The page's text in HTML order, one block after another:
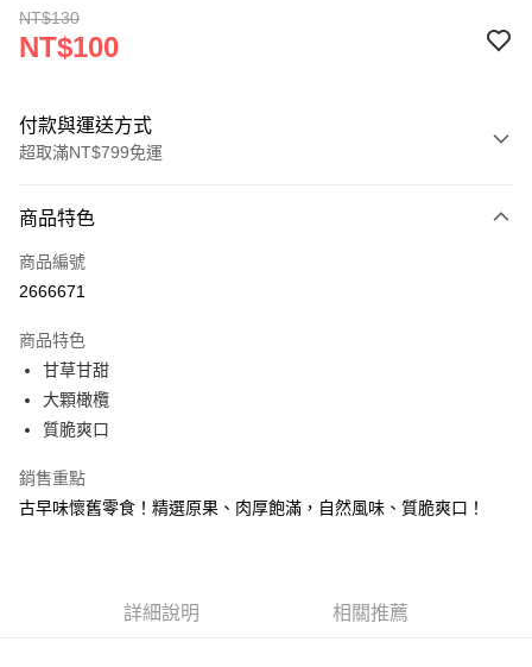
NT$130
NT$100
付款與運送方式
超取滿NT$799免運
信用卡一次付款
超商取貨付款
Apple Pay
街口支付
Google Pay
商品特色
商品編號
2666671
商品特色
甘草甘甜
大顆橄欖
質脆爽口
銷售重點
古早味懷舊零食！精選原果、肉厚飽滿，自然風味、質脆爽口！
詳細說明 相關推薦